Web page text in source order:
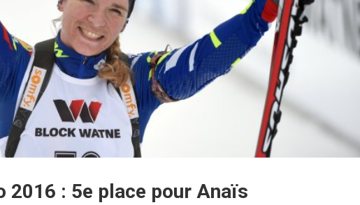
2016 : 5e place pour Anaïs